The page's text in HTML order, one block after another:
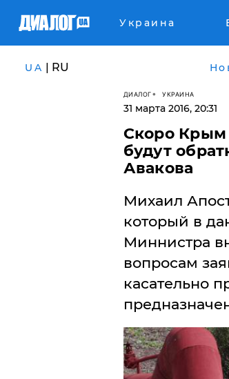
Украина
UA | RU
ДИАЛОГ УКРАИНА
31 марта 2016, 20:31
Скоро Крым
будут
Авакова
Михаил
который в
Миннистра
вопросам
касательно